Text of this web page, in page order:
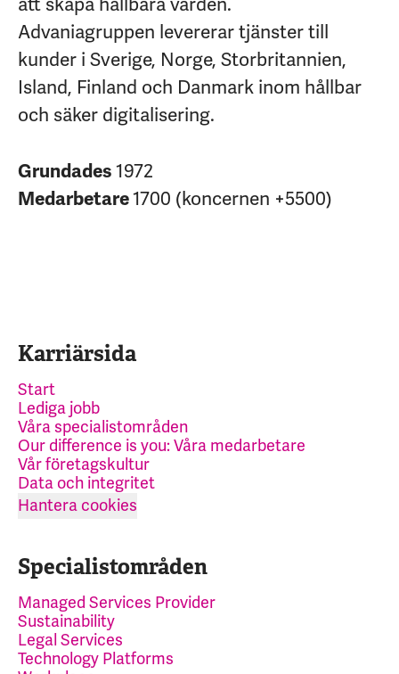
Advaniagruppen levererar tjänster till
kunder i Sverige, Norge, Storbritannien,
Island, Finland och Danmark inom hållbar
och säker digitalisering.
Grundades1972
Medarbetare1700 (koncernen +5500)
Karriärsida
Start
Lediga jobb
Våra specialistområden
Our difference is you: Våra medarbetare
Vår företagskultur
Data och integritet
Hantera cookies
Specialistområden
Managed Services Provider
Sustainability
Legal Services
Technology Platforms